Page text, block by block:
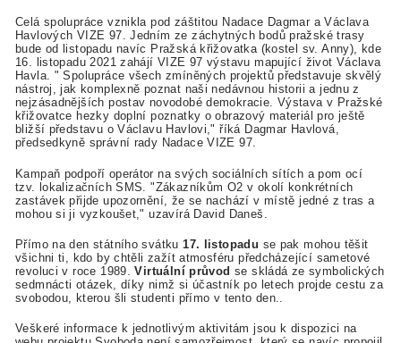
Celá spolupráce vznikla pod záštitou Nadace Dagmar a Václava
Havlových VIZE 97. Jedním ze záchytných bodů pražské trasy
bude od listopadu navíc Pražská křižovatka (kostel sv. Anny), kde
16. listopadu 2021 zahájí VIZE 97 výstavu mapující život Václava
Havla. " Spolupráce všech zmíněných projektů představuje skvělý
nástroj, jak komplexně poznat naši nedávnou historii a jednu z
nejzásadnějších postav novodobé demokracie. Výstava v Pražské
křižovatce hezky doplní poznatky o obrazový materiál pro ještě
bližší představu o Václavu Havlovi," říká Dagmar Havlová,
předsedkyně správní rady Nadace VIZE 97.
Kampaň podpoří operátor na svých sociálních sítích a pom ocí
tzv. lokalizačních SMS. "Zákazníkům O2 v okolí konkrétních
zastávek přijde upozornění, že se nachází v místě jedné z tras a
mohou si ji vyzkoušet," uzavírá David Daneš.
Přímo na den státního svátku 17. listopadu se pak mohou těšit
všichni ti, kdo by chtěli zažít atmosféru předcházející sametové
revoluci v roce 1989.Virtuální průvod se skládá ze symbolických
sedmnácti otázek, díky nimž si účastník po letech projde cestu za
svobodou, kterou šli studenti přímo v tento den..
Veškeré informace k jednotlivým aktivitám jsou k dispozici na